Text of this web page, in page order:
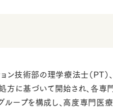
ン技術部の理学療法士（PT）
方に基づいて開始され、各
ループを構成し、高度専門